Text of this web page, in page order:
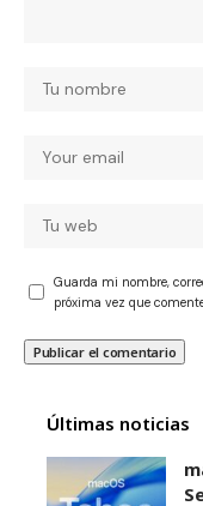
Guarda mi nombre,
próxima vez que
Últimas noticias